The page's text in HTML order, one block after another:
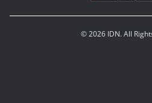
© 2026 IDN. All